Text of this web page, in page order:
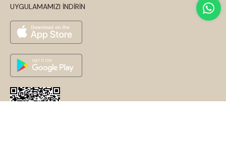
UYGULAMAMIZI İNDİRİN